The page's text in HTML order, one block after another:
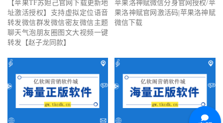
【苹果TF苏妲己官网下载更新地
址激活授权】支持虚拟定位语音
转发微信群发微信密友微信主题
聊天气泡朋友圈图文大视频一键
转发【赵子龙同款】
苹果洛神赋微信分身官网授权/苹
果洛神赋官网激活码|苹果洛神赋
微信下载